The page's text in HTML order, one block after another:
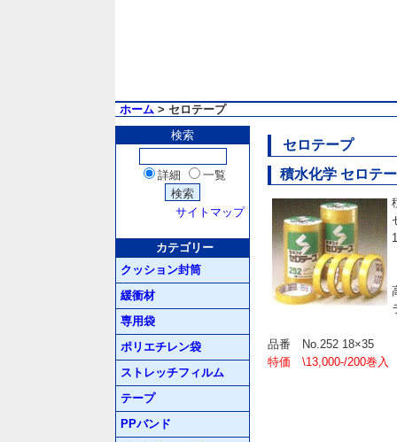
ホーム > セロテープ
検索
詳細 一覧
サイトマップ
カテゴリー
クッション封筒
緩衝材
専用袋
ポリエチレン袋
ストレッチフィルム
テープ
PPバンド
セロテープ
積水化学 セロテ
品番 No.252 18×35
特価 \13,000-/200巻入